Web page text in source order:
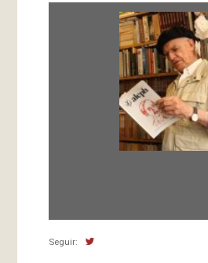
Seguir: